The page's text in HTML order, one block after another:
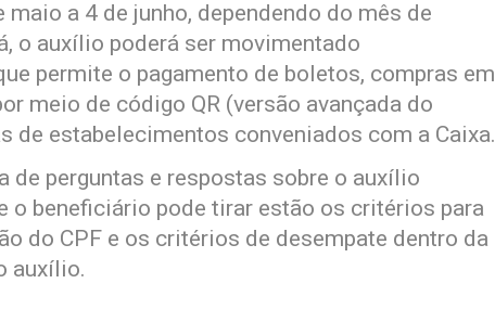
a 4 de junho, dependendo do mês de
o auxílio poderá ser movimentado
permite o pagamento de boletos, compras em
meio de código QR (versão avançada do
de estabelecimentos conveniados com a Caixa.
de perguntas e respostas sobre o auxílio
o beneficiário pode tirar estão os critérios para
do CPF e os critérios de desempate dentro da
auxílio.